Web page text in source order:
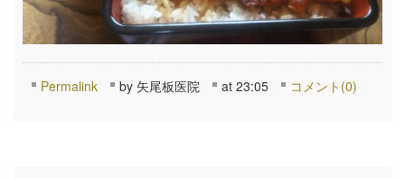
Permalink by 矢尾板医院 at 23:05 コメント(0)